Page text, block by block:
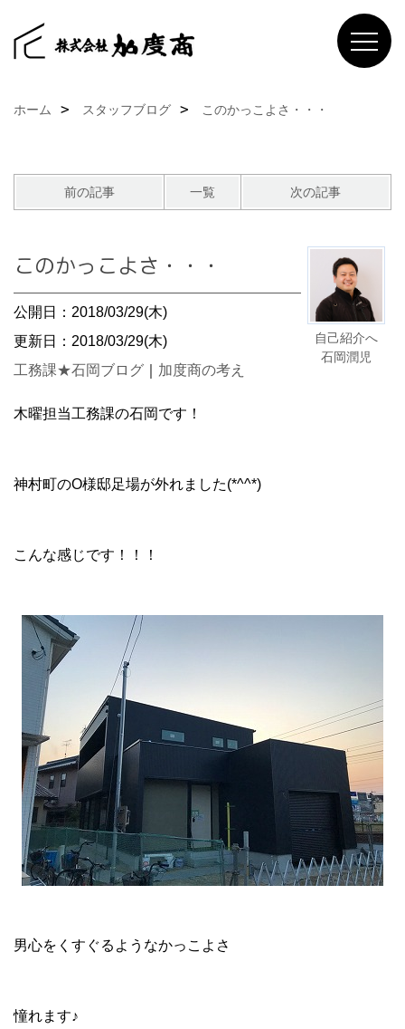
ホーム スタッフブログ このかっこよさ・・・
前の記事 一覧 次の記事
自己紹介へ
石岡潤児
このかっこよさ・・・
公開日：2018/03/29(木)
更新日：2018/03/29(木)
工務課★石岡ブログ
加度商の考え
木曜担当工務課の石岡です！
神村町のO様邸足場が外れました(*^^*)
こんな感じです！！！
男心をくすぐるようなかっこよさ
憧れます♪